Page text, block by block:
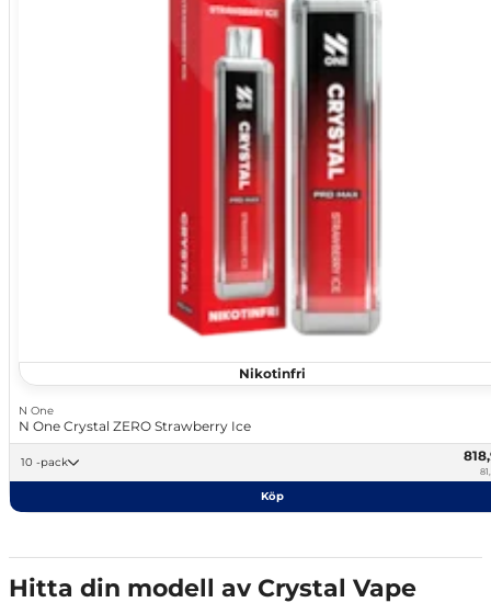
Nikotinfri
N One
N One Crystal ZERO Strawberry Ice
10 -pack
Köp
Hitta din modell av Crystal Vape